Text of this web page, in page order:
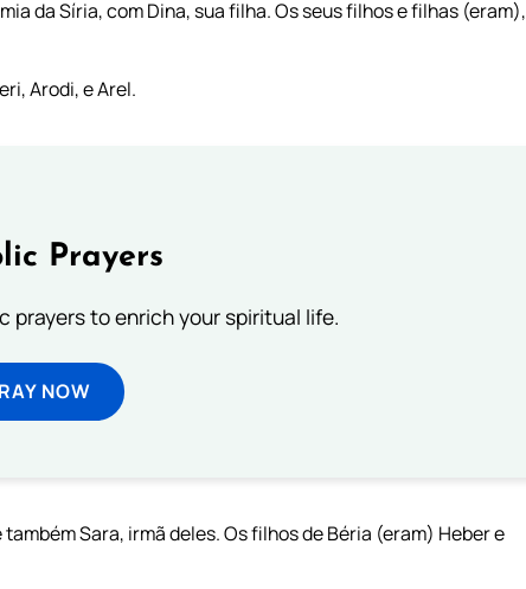
da Síria, com Dina, sua filha. Os seus filhos e filhas (eram),
Arodi, e Arel.
Prayers
prayers to enrich your spiritual life.
NOW
Sara, irmã deles. Os filhos de Béria (eram) Heber e